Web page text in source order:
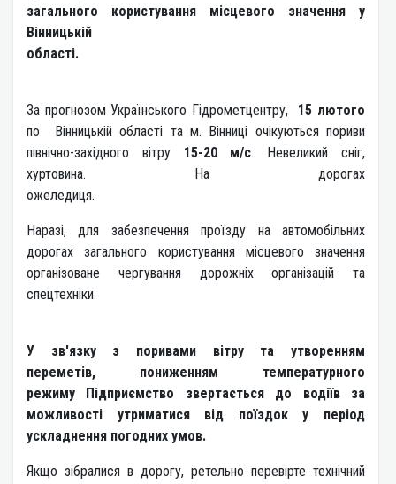
загального користування місцевого значення у
Вінницькій
області.
За прогнозом Українського Гідрометцентру, 15 лютого
по Вінницькій області та м. Вінниці очікуються пориви
північно-західного вітру 15-20 м/с. Невеликий сніг,
хуртовина. На дорогах
ожеледиця.
Наразі, для забезпечення проїзду на автомобільних
дорогах загального користування місцевого значення
організоване чергування дорожніх організацій та
спецтехніки.
У зв'язку з поривами вітру та утворенням
переметів, пониженням температурного
режиму Підприємство звертається до водіїв за
можливості утриматися від поїздок у період
ускладнення погодних умов.
Якщо зібралися в дорогу, ретельно перевірте технічний